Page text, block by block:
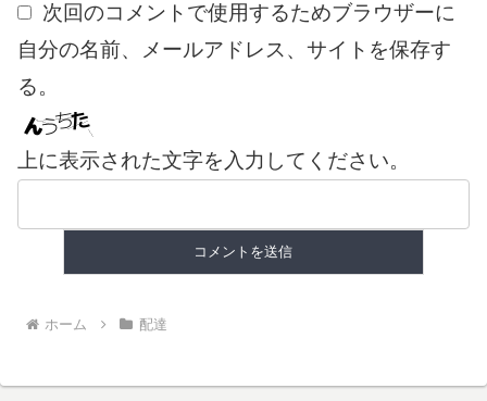
次回のコメントで使用するためブラウザーに
自分の名前、メールアドレス、サイトを保存す
る。
上に表示された文字を入力してください。
ホーム 配達